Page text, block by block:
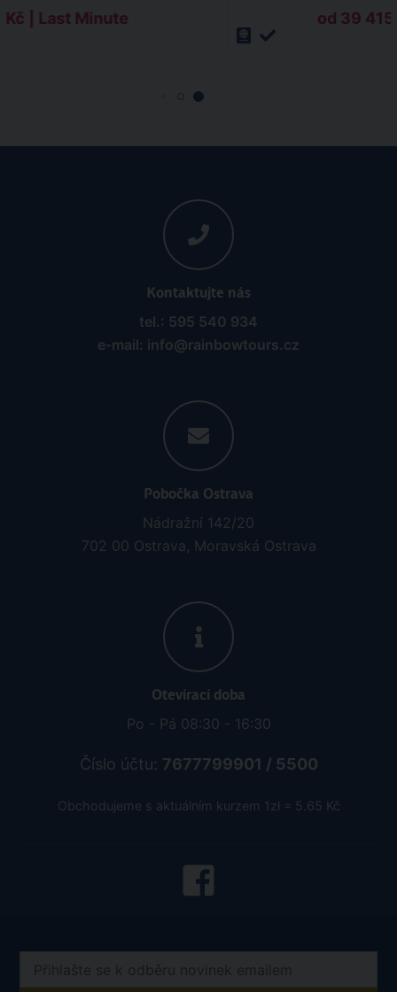
| Last Minute od 39
Kontaktujte nás
tel.: 595 540 934
e-mail: info@rainbowtours.cz
Pobočka Ostrava
Nádražní 142/20
702 00 Ostrava, Moravská Ostrava
Otevírací doba
Po - Pá 08:30 - 16:30
Číslo účtu: 7677799901 / 5500
Obchodujeme s aktuálním kurzem 1zł = 5.65 Kč